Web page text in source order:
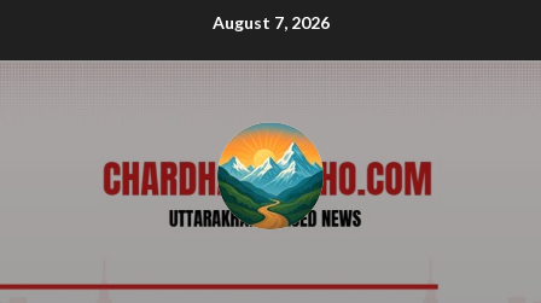
August 7, 2026